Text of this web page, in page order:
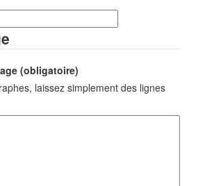
(obligatoire)
laissez simplement des lignes